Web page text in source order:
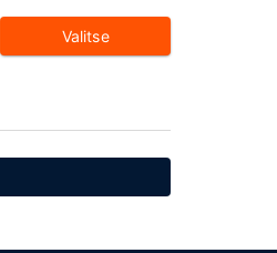
Valitse